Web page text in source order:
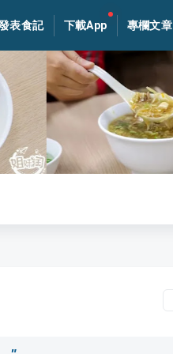
表食記 下載App 專欄文章